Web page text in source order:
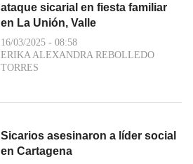
ataque sicarial en fiesta familiar
en La Unión, Valle
16/03/2025 - 08:58
ERIKA ALEXANDRA REBOLLEDO
TORRES
Sicarios asesinaron a líder social
en Cartagena